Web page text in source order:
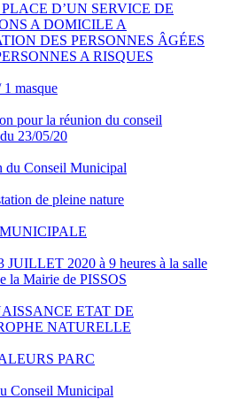
D’UN SERVICE DE
A DOMICILE A
DES PERSONNES ÂGÉES
A RISQUES
1 masque
pour la réunion du conseil
23/05/20
du Conseil Municipal
de pleine nature
2020 à 9 heures à la salle
la Mairie de PISSOS
ETAT DE
NATURELLE
PARC
Conseil Municipal